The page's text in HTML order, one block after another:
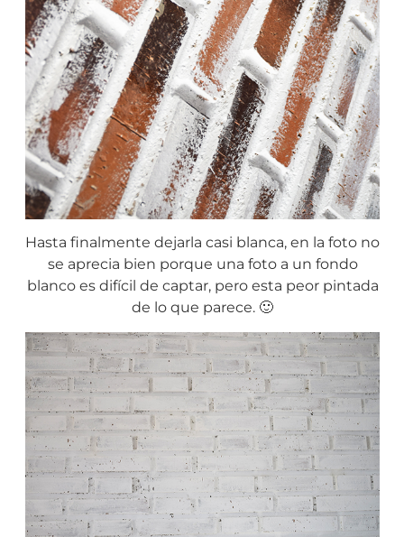
Hasta finalmente dejarla casi blanca, en la foto no
se aprecia bien porque una foto a un fondo
blanco es difícil de captar, pero esta peor pintada
de lo que parece. 🙂